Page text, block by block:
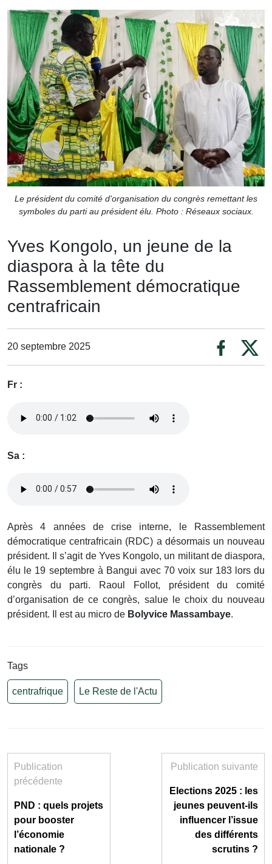
Le président du comité d'organisation du congrès remettant les
symboles du parti au président élu. Photo : Réseaux sociaux.
Yves Kongolo, un jeune de la
diaspora à la tête du
Rassemblement démocratique
centrafricain
20 septembre 2025
Fr :
Sa :
Après 4 années de crise interne, le Rassemblement
démocratique centrafricain (RDC) a désormais un nouveau
président. Il s’agit de Yves Kongolo, un militant de diaspora,
élu le 19 septembre à Bangui avec 70 voix sur 183 lors du
congrès du parti. Raoul Follot, président du comité
d’organisation de ce congrès, salue le choix du nouveau
président. Il est au micro de Bolyvice Massambaye.
Tags
centrafrique Le Reste de l'Actu
Publication
précédente
PND : quels projets
pour booster
l’économie
nationale ?
Publication suivante
Elections 2025 : les
jeunes peuvent-ils
influencer l’issue
des différents
scrutins ?